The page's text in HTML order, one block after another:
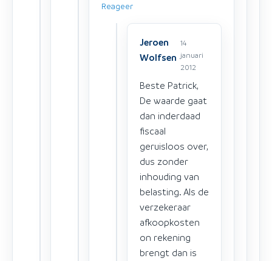
Reageer
Jeroen
Wolfsen
14
januari
2012
Beste Patrick,
De waarde gaat
dan inderdaad
fiscaal
geruisloos over,
dus zonder
inhouding van
belasting. Als de
verzekeraar
afkoopkosten
on rekening
brengt dan is